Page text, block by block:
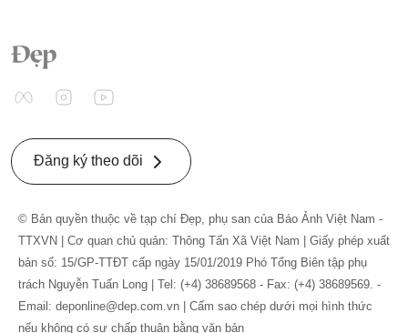
Đăng ký theo dõi
© Bản quyền thuộc về tạp chí Đẹp, phụ san của Báo Ảnh Việt Nam -
TTXVN | Cơ quan chủ quản: Thông Tấn Xã Việt Nam | Giấy phép xuất
bản số: 15/GP-TTĐT cấp ngày 15/01/2019 Phó Tổng Biên tập phụ
trách Nguyễn Tuấn Long | Tel: (+4) 38689568 - Fax: (+4) 38689569. -
Email: deponline@dep.com.vn | Cấm sao chép dưới mọi hình thức
nếu không có sự chấp thuận bằng văn bản